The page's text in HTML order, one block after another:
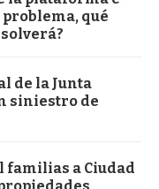
problema, qué
de la Junta
siniestro de
a Ciudad